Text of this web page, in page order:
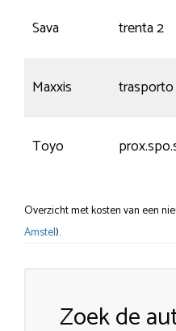
Sava trenta 2
Maxxis
Toyo
Overzicht met kosten van een
Amstel).
Zoek de